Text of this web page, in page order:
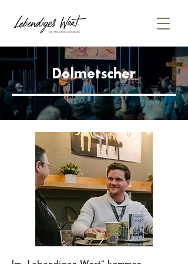
Dolmetscher